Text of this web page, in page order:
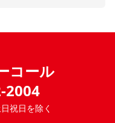
コール
2004
祝日を除く